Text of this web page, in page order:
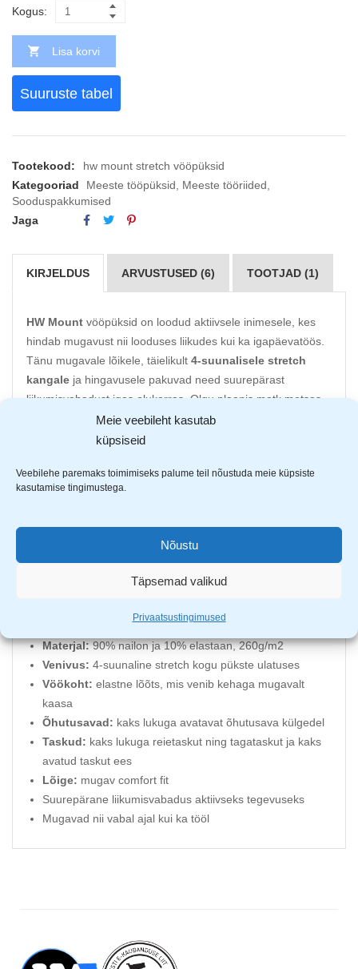
Meie veebileht kasutab
küpsiseid
Veebilehe paremaks toimimiseks palume teil nõustuda meie küpsiste
kasutamise tingimustega.
Nõustu
Täpsemad valikud
Privaatsustingimused
Kogus:
Lisa korvi
Suuruste tabel
Tootekood:
hw mount stretch vööpüksid
Kategooriad
Meeste tööpüksid Meeste tööriided
Sooduspakkumised
Jaga
KIRJELDUS ARVUSTUSED (6) TOOTJAD (1)
HW Mount vööpüksid on loodud aktiivsele inimesele, kes
hindab mugavust nii looduses liikudes kui ka igapäevatöös.
Tänu mugavale lõikele, täielikult 4-suunalisele stretch
kangale ja hingavusele pakuvad need suurepärast
liikumisvabadust igas olukorras. Olgu plaanis matk metsas,
jalutuskäik looduses, reis, kalalkäik või lihtsalt aktiivne päev
HW Mountliigub mugavalt koos sinuga. Kui
õhutusavad, mis aitab kaasa hingavusele. KuigiHW Mount
sobib suurepäraselt vaba aja veetmiseks, on need tänu
hästi näiteks transporti ja logistikasse, laotöödele, haljastus-
kõigile, kes hindavad mugavaid ja vastupidavaid pükse ka
Materjal:90% nailon ja 10% elastaan, 260g/m2
Venivus: 4-suunaline stretch kogu pükste ulatuses
Vöökoht: elastne lõõts, mis venib kehaga mugavalt
kaasa
Õhutusavad: kaks lukuga avatavat õhutusava külgedel
Taskud: kaks lukuga reietaskut ning tagataskut ja kaks
avatud taskut ees
Lõige: mugav comfort fit
Suurepärane liikumisvabadus aktiivseks tegevuseks
Mugavad nii vabal ajal kui ka tööl